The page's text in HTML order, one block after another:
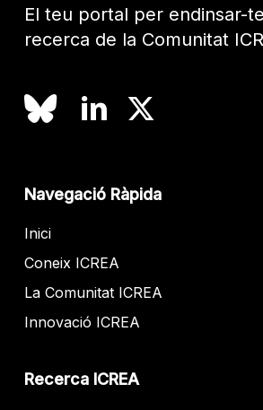
El teu portal per endinsar-
recerca de la Comunitat
Navegació Ràpida
Inici
Coneix ICREA
La Comunitat ICREA
Innovació ICREA
Recerca ICREA